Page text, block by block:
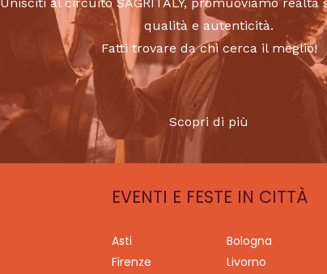
qualità e autenticità.
Fatti trovare da chi cerca il meglio!
Scopri di più
EVENTI E FESTE IN CITTÀ
Asti Bologna
Firenze
Livorno